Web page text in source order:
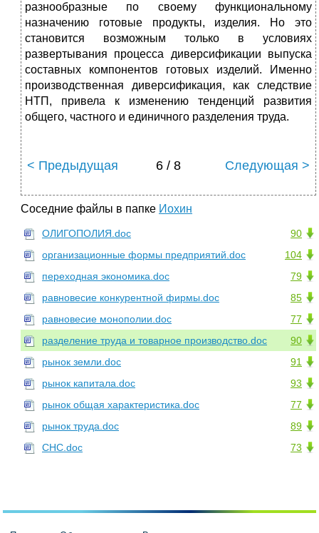
разнообразные по своему функциональному
назначению готовые продукты, изделия. Но это
становится возможным только в условиях
развертывания процесса диверсификации выпуска
составных компонентов готовых изделий. Именно
производственная диверсификация, как следствие
НТП, привела к изменению тенденций развития
общего, частного и единичного разделения труда.
< Предыдущая 6 / 8 Следующая >
Соседние файлы в папке Иохин
90
ОЛИГОПОЛИЯ.doc
104
организационные формы предприятий.doc
79
переходная экономика.doc
85
равновесие конкурентной фирмы.doc
77
равновесие монополии.doc
90
разделение труда и товарное производство.doc
91
рынок земли.doc
93
рынок капитала.doc
77
рынок общая характеристика.doc
89
рынок труда.doc
73
СНС.doc